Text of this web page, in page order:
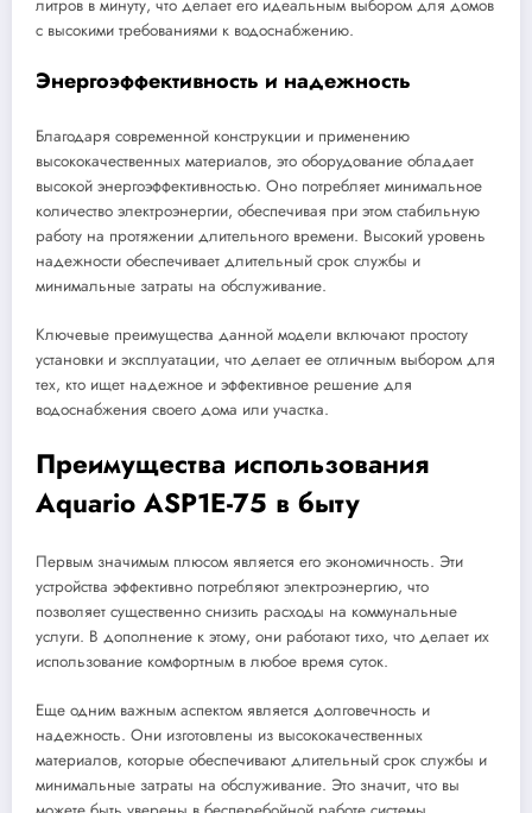
литров в минуту, что делает его идеальным выбором для домов
с высокими требованиями к водоснабжению.
Энергоэффективность и надежность
Благодаря современной конструкции и применению
высококачественных материалов, это оборудование обладает
высокой энергоэффективностью. Оно потребляет минимальное
количество электроэнергии, обеспечивая при этом стабильную
работу на протяжении длительного времени. Высокий уровень
надежности обеспечивает длительный срок службы и
минимальные затраты на обслуживание.
Ключевые преимущества данной модели включают простоту
установки и эксплуатации, что делает ее отличным выбором для
тех, кто ищет надежное и эффективное решение для
водоснабжения своего дома или участка.
Преимущества использования
Aquario ASP1E-75 в быту
Первым значимым плюсом является его экономичность. Эти
устройства эффективно потребляют электроэнергию, что
позволяет существенно снизить расходы на коммунальные
услуги. В дополнение к этому, они работают тихо, что делает их
использование комфортным в любое время суток.
Еще одним важным аспектом является долговечность и
надежность. Они изготовлены из высококачественных
материалов, которые обеспечивают длительный срок службы и
минимальные затраты на обслуживание. Это значит, что вы